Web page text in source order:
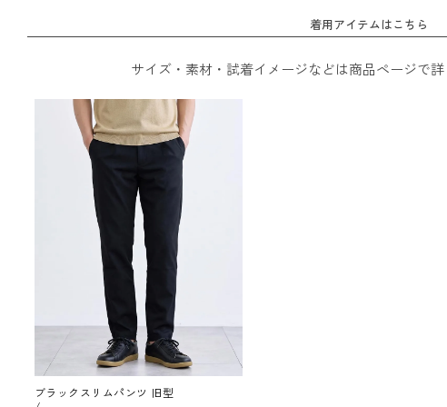
着用アイテムはこちら
サイズ・素材・試着イメージなどは商品ページで詳
ブラックスリムパンツ 旧型